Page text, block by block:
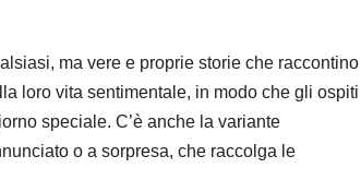
ma vere e proprie storie che raccontino
loro vita sentimentale, in modo che gli ospiti
speciale. C’è anche la variante
o a sorpresa, che raccolga le